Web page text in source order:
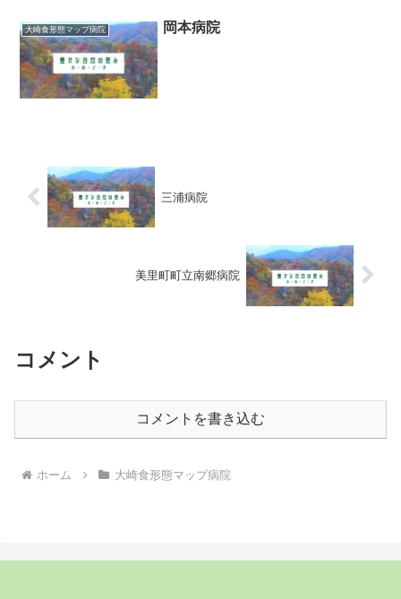
大崎食形態マップ病院 岡本病院
三浦病院
美里町町立南郷病院
コメント
コメントを書き込む
ホーム 大崎食形態マップ病院